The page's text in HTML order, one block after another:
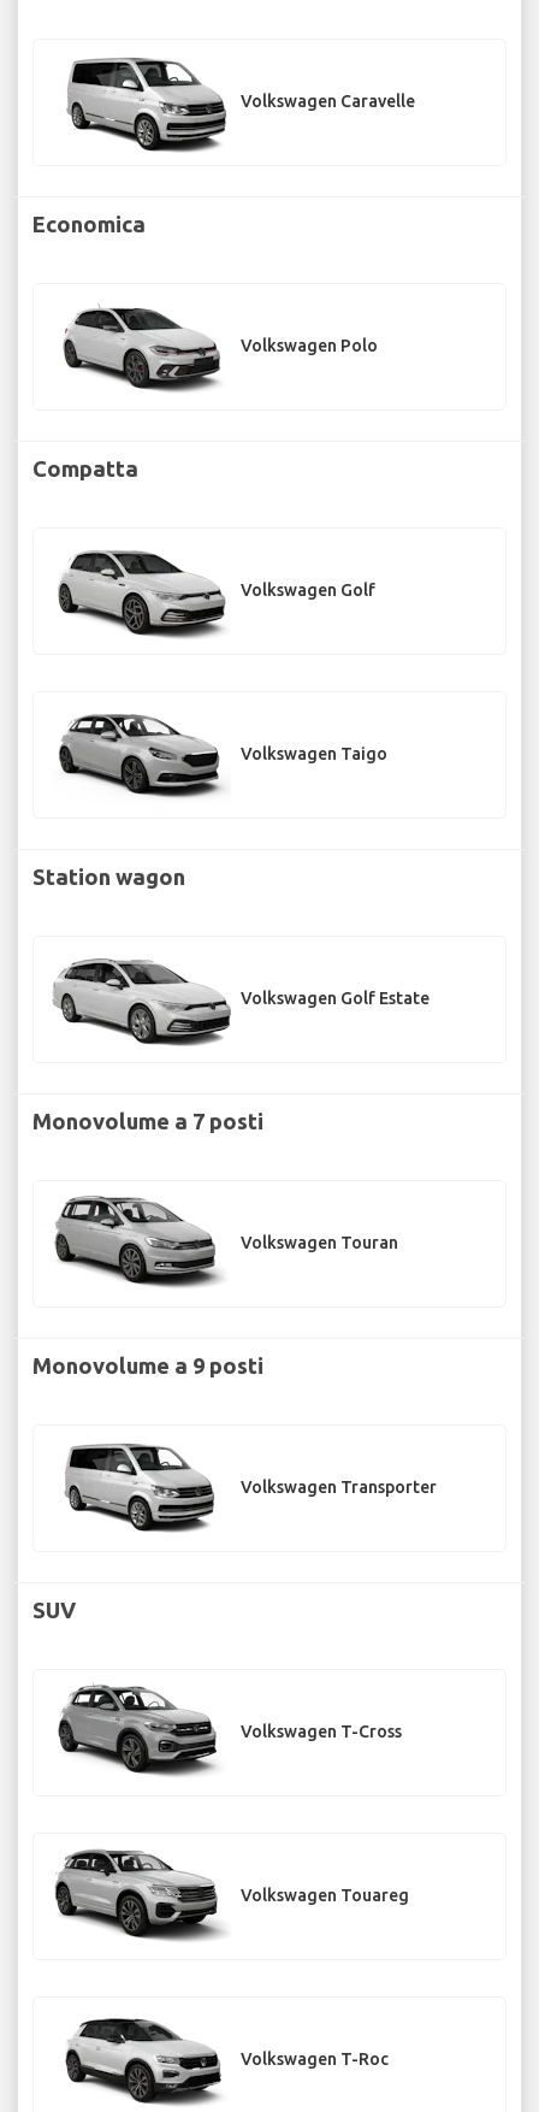
Volkswagen Caravelle
Economica
Volkswagen Polo
Compatta
Volkswagen Golf
Volkswagen Taigo
Station wagon
Volkswagen Golf Estate
Monovolume a 7 posti
Volkswagen Touran
Monovolume a 9 posti
Volkswagen Transporter
SUV
Volkswagen T-Cross
Volkswagen Touareg
Volkswagen T-Roc